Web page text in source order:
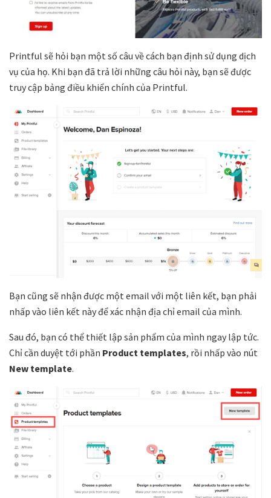
Printful sẽ hỏi bạn một số câu về cách bạn định sử dụng dịch
vụ của họ. Khi bạn đã trả lời những câu hỏi này, bạn sẽ được
truy cập bảng điều khiển chính của Printful.
Bạn cũng sẽ nhận được một email với một liên kết, bạn phải
nhấp vào liên kết này để xác nhận địa chỉ email của mình.
Sau đó, bạn có thể thiết lập sản phẩm của mình ngay lập tức.
Chỉ cần duyệt tới phần Product templates, rồi nhấp vào nút
New template.